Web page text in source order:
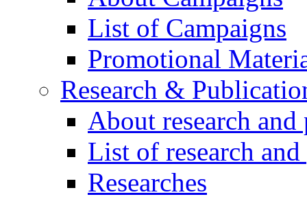
List of Campaigns
Promotional
Research &
About research
List of research
Researches